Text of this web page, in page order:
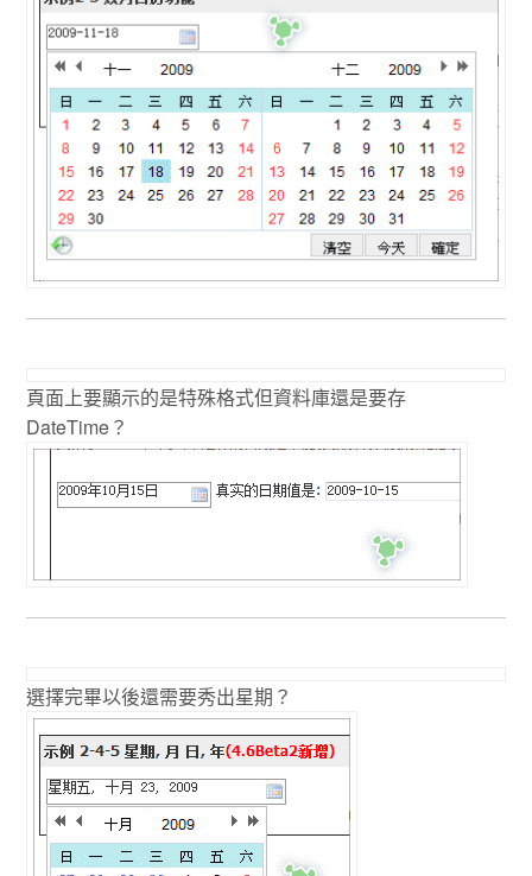
頁面上要顯示的是特殊格式但資料庫還是要存
DateTime？
選擇完畢以後還需要秀出星期？